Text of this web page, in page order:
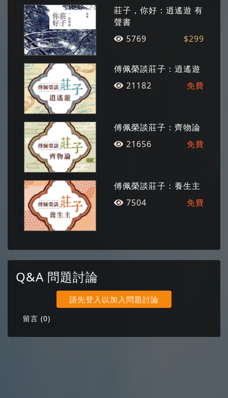
莊子，你好：逍遙遊 有
聲書
5769
$299
傅佩榮談莊子：逍遙遊
21182
免費
傅佩榮談莊子：齊物論
21656
免費
傅佩榮談莊子：養生主
7504
免費
Q&A 問題討論
請先登入以加入問題討論
留言 (0)